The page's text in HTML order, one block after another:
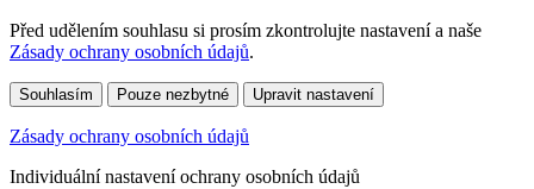
Před udělením souhlasu si prosím zkontrolujte nastavení a naše
Zásady ochrany osobních údajů.
Souhlasím Pouze nezbytné Upravit nastavení
Zásady ochrany osobních údajů
Individuální nastavení ochrany osobních údajů